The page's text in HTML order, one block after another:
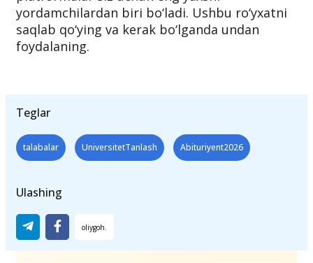
yordamchilardan biri bo‘ladi. Ushbu ro‘yxatni
saqlab qo‘ying va kerak bo‘lganda undan
foydalaning.
Teglar
talabalar UniversitetTanlash Abituriyent2026
Ulashing